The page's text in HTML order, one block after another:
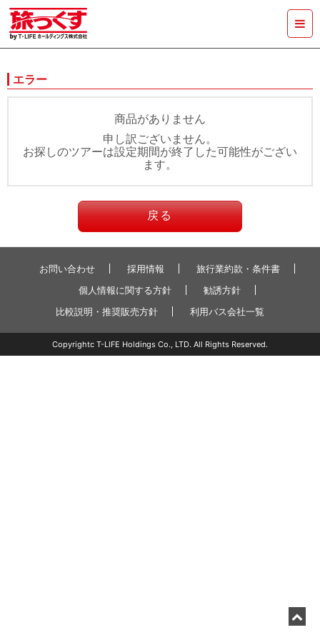
エラー
商品がありません
申し訳ございません。
お探しのツアーは設定期間が終了した可能性がござい
ます。
戻る
お問い合わせ 採用情報
旅行業約款・条件書
個人情報に関する方針
勧誘方針
比較説明・推奨販売方針
利用バス会社一覧
Copyrightc T-LIFE Holdings Co., LTD. All Rights Reserved.